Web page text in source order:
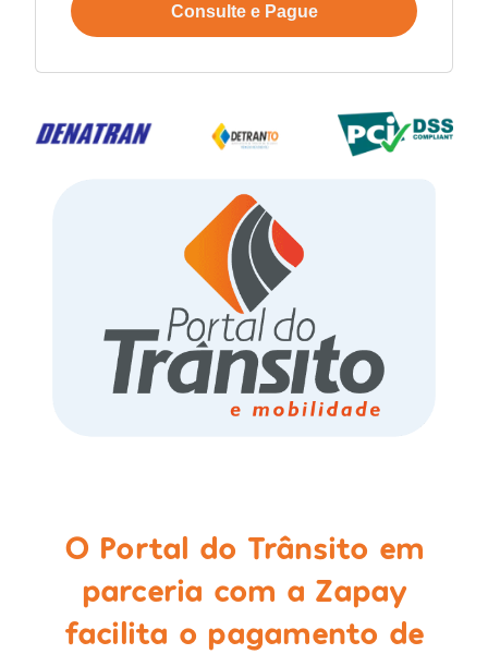
Consulte e Pague
O Portal do Trânsito em
parceria com a Zapay
facilita o pagamento de